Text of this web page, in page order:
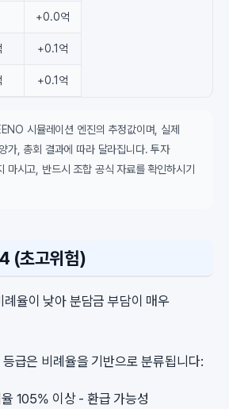
+0.0억
+0.1억
+0.1억
시뮬레이션 엔진의 추정값이며, 실제
가, 총회 결과에 따라 달라집니다. 투자
마시고, 반드시 조합 공식 자료를 확인하시기
(초고위험)
율이 낮아 분담금 부담이 매우
급은 비례율을 기반으로 분류됩니다:
105% 이상 - 환급 가능성